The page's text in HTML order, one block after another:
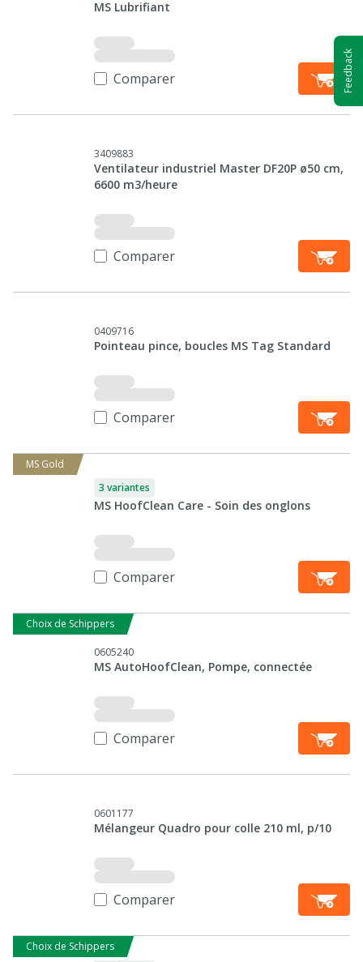
MS Lubrifiant
Comparer
3409883
Ventilateur industriel Master DF20P ø50 cm,
6600 m3/heure
Comparer
0409716
Pointeau pince, boucles MS Tag Standard
Comparer
MS Gold
3 variantes
MS HoofClean Care - Soin des onglons
Comparer
Choix de Schippers
0605240
MS AutoHoofClean, Pompe, connectée
Comparer
0601177
Mélangeur Quadro pour colle 210 ml, p/10
Comparer
Choix de Schippers
Feedback